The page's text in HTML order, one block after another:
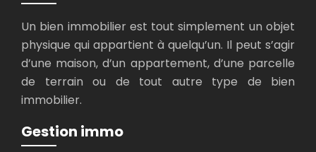
Un bien immobilier est tout simplement un objet
physique qui appartient à quelqu’un. Il peut s’agir
d’une maison, d’un appartement, d’une parcelle
de terrain ou de tout autre type de bien
immobilier.
Gestion immo